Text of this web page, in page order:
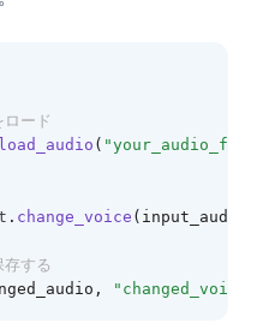
ード
load_audio (
. change_voice
する